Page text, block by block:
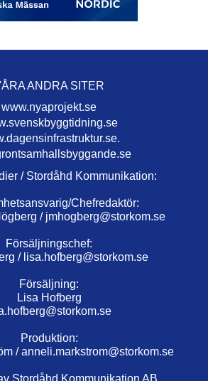
ANDRA SITER
www.nyaprojekt.se
/ Stordåhd Kommunikation:
Chefredaktör:
/ jmhogberg@storkom.se
Försäljningschef:
/ lisa.hofberg@storkom.se
Försäljning:
Lisa Hofberg
Produktion:
/anneli.markstrom@storkom.se
Stordåhd Kommunikation AB